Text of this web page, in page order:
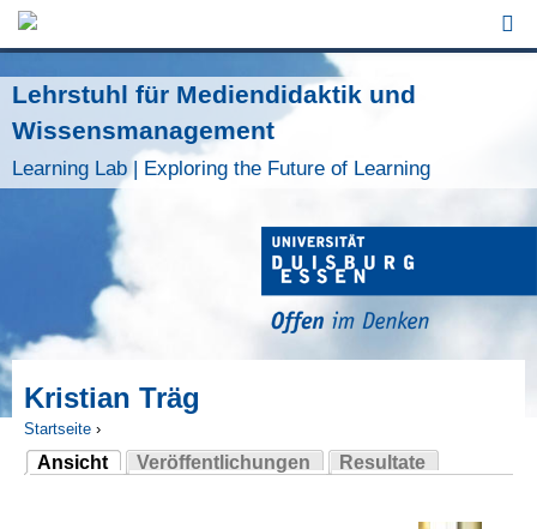
Jump to Navigation
Lehrstuhl für Mediendidaktik und
Wissensmanagement
Learning Lab | Exploring the Future of Learning
Kristian Träg
Sie sind hier
Startseite ›
Ansicht
(aktiver Reiter)
Veröffentlichungen Resultate